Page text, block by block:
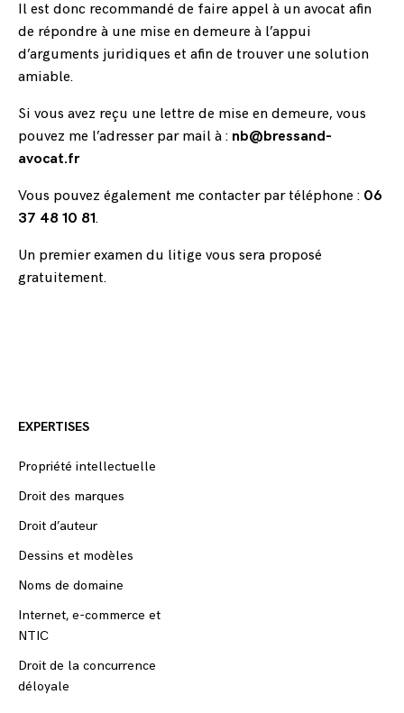
Il est donc recommandé de faire appel à un avocat afin
de répondre à une mise en demeure à l’appui
d’arguments juridiques et afin de trouver une solution
amiable.
Si vous avez reçu une lettre de mise en demeure, vous
pouvez me l’adresser par mail à : nb@bressand-
avocat.fr
Vous pouvez également me contacter par téléphone : 06
37 48 10 81.
Un premier examen du litige vous sera proposé
gratuitement.
EXPERTISES
Propriété intellectuelle
Droit des marques
Droit d’auteur
Dessins et modèles
Noms de domaine
Internet, e-commerce et
NTIC
Droit de la concurrence
déloyale